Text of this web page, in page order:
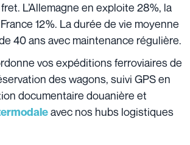
L’Allemagne en exploite 28%, la
12%. La durée de vie moyenne
40 ans avec maintenance régulière.
vos expéditions ferroviaires de
des wagons, suivi GPS en
documentaire douanière et
avec nos hubs logistiques